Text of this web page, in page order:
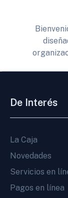
De Interés
La Caja
Novedades
Servicios en
Pagos en línea